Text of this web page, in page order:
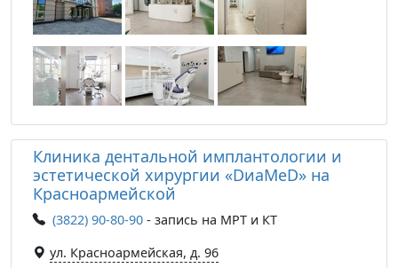
Клиника дентальной имплантологии и
эстетической хирургии «DиаМеD» на
Красноармейской
(3822) 90-80-90 - запись на МРТ и КТ
ул. Красноармейская, д. 96